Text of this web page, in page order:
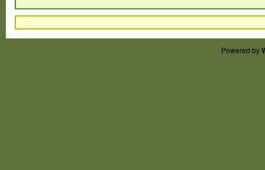
Powered by